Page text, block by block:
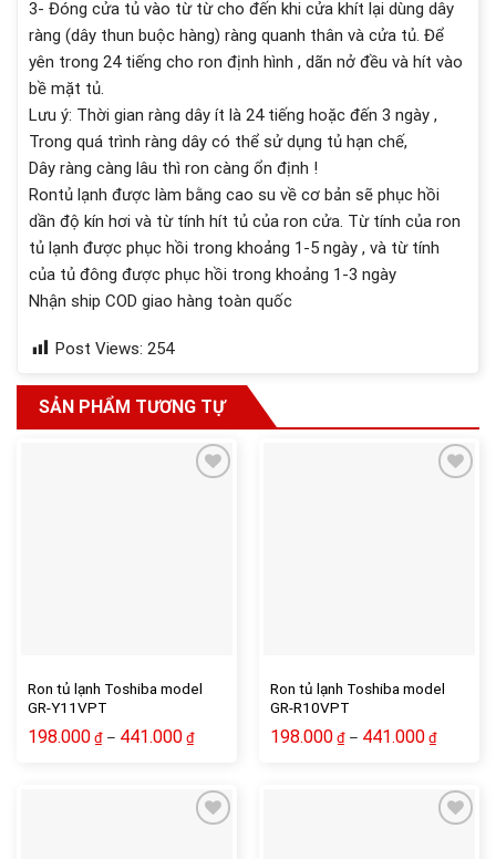
3- Đóng cửa tủ vào từ từ cho đến khi cửa khít lại dùng dây
ràng (dây thun buộc hàng) ràng quanh thân và cửa tủ. Để
yên trong 24 tiếng cho ron định hình , dãn nở đều và hít vào
bề mặt tủ.
Lưu ý: Thời gian ràng dây ít là 24 tiếng hoặc đến 3 ngày ,
Trong quá trình ràng dây có thể sử dụng tủ hạn chế,
Dây ràng càng lâu thì ron càng ổn định !
Rontủ lạnh được làm bằng cao su về cơ bản sẽ phục hồi
dần độ kín hơi và từ tính hít tủ của ron cửa. Từ tính của ron
tủ lạnh được phục hồi trong khoảng 1-5 ngày , và từ tính
của tủ đông được phục hồi trong khoảng 1-3 ngày
Nhận ship COD giao hàng toàn quốc
Post Views: 254
SẢN PHẨM TƯƠNG TỰ
Ron tủ lạnh Toshiba model
GR-Y11VPT
198.000 ₫– 441.000 ₫
Ron tủ lạnh Toshiba model
GR-R10VPT
198.000 ₫– 441.000 ₫